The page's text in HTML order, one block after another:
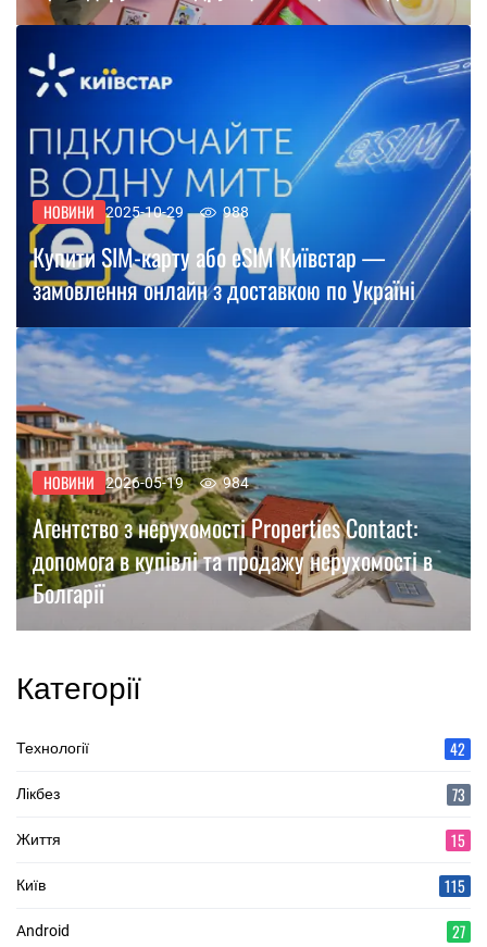
НОВИНИ 2025-10-29 988
Купити SIM-карту або eSIM Київстар —
замовлення онлайн з доставкою по Україні
НОВИНИ 2026-05-19 984
Агентство з нерухомості Properties Contact:
допомога в купівлі та продажу нерухомості в
Болгарії
Категорії
Технології 42
Лікбез 73
Життя 15
Київ 115
Android 27